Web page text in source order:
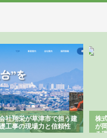
社翔栄が草津市で担う建
工事の現場力と信頼性
株
が
る